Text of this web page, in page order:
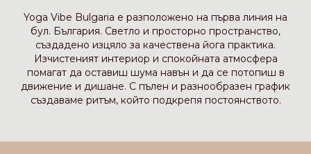
Yoga Vibe Bulgaria е разположено на първа линия на
бул. България. Светло и просторно пространство,
създадено изцяло за качествена йога практика.
Изчистеният интериор и спокойната атмосфера
помагат да оставиш шума навън и да се потопиш в
движение и дишане. С пълен и разнообразен график
създаваме ритъм, който подкрепя постоянството.